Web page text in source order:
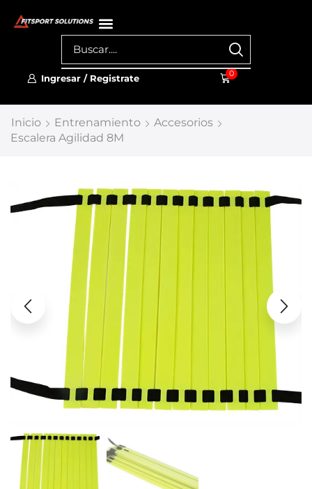
Ingresar / Registrate 0
Inicio Entrenamiento
Accesorios
Escalera Agilidad 8M